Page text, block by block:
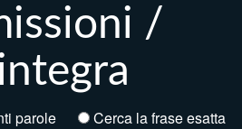
/
parole Cerca la frase esatta